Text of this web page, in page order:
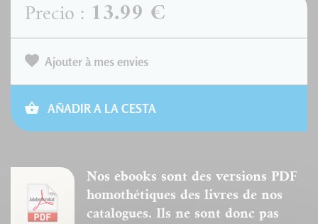
Precio : 13.99 €
Ajouter à mes envies
AÑADIR A LA CESTA
Nos ebooks sont des versions PDF
homothétiques des livres de nos
catalogues. Ils ne sont donc pas